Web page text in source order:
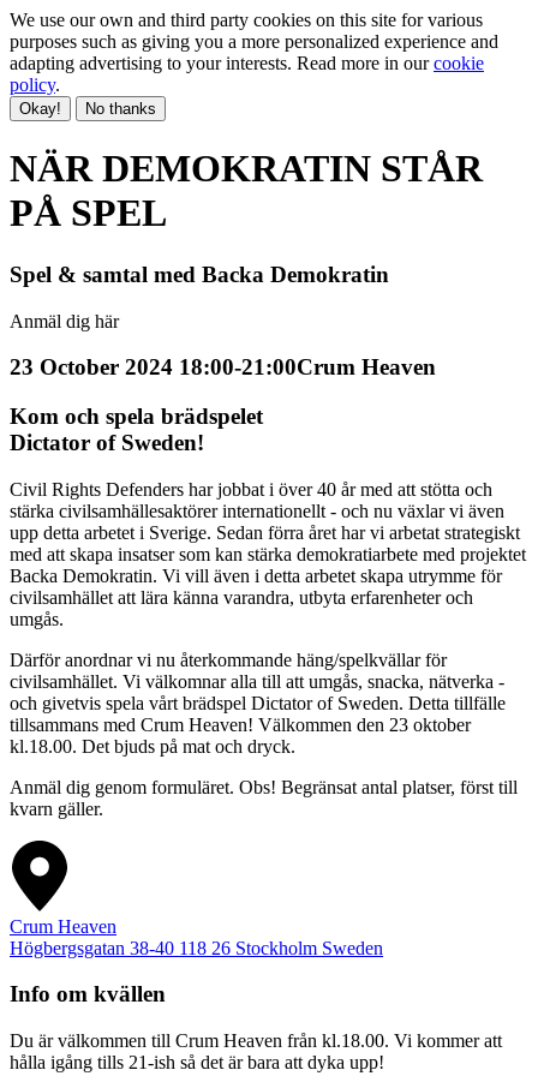
We use our own and third party cookies on this site for various
purposes such as giving you a more personalized experience and
adapting advertising to your interests. Read more in ourcookie
policy.
Okay! No thanks
NÄR DEMOKRATIN STÅR
PÅ SPEL
Spel & samtal med Backa Demokratin
Anmäl dig här
23 October 2024 18:00-21:00Crum Heaven
Kom och spela brädspelet
Dictator of Sweden!
Civil Rights Defenders har jobbat i över 40 år med att stötta och
stärka civilsamhällesaktörer internationellt - och nu växlar vi även
upp detta arbetet i Sverige. Sedan förra året har vi arbetat strategiskt
med att skapa insatser som kan stärka demokratiarbete med projektet
Backa Demokratin. Vi vill även i detta arbetet skapa utrymme för
civilsamhället att lära känna varandra, utbyta erfarenheter och
umgås.
Därför anordnar vi nu återkommande häng/spelkvällar för
civilsamhället. Vi välkomnar alla till att umgås, snacka, nätverka -
och givetvis spela vårt brädspel Dictator of Sweden. Detta tillfälle
tillsammans med Crum Heaven! Välkommen den 23 oktober
kl.18.00. Det bjuds på mat och dryck.
Anmäl dig genom formuläret. Obs! Begränsat antal platser, först till
kvarn gäller.
Crum Heaven
Högbergsgatan 38-40 118 26 Stockholm Sweden
Info om kvällen
Du är välkommen till Crum Heaven från kl.18.00. Vi kommer att
hålla igång tills 21-ish så det är bara att dyka upp!